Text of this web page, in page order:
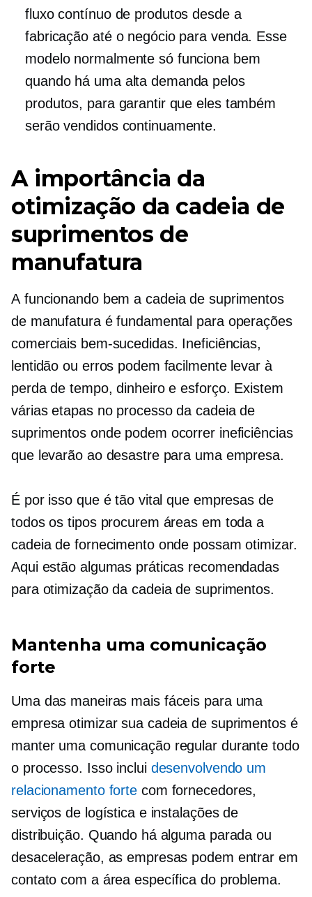
fluxo contínuo de produtos desde a
fabricação até o negócio para venda. Esse
modelo normalmente só funciona bem
quando há uma alta demanda pelos
produtos, para garantir que eles também
serão vendidos continuamente.
A importância da
otimização da cadeia de
suprimentos de
manufatura
A funcionando bem a cadeia de suprimentos
de manufatura é fundamental para operações
comerciais bem-sucedidas. Ineficiências,
lentidão ou erros podem facilmente levar à
perda de tempo, dinheiro e esforço. Existem
várias etapas no processo da cadeia de
suprimentos onde podem ocorrer ineficiências
que levarão ao desastre para uma empresa.
É por isso que é tão vital que empresas de
todos os tipos procurem áreas em toda a
cadeia de fornecimento onde possam otimizar.
Aqui estão algumas práticas recomendadas
para otimização da cadeia de suprimentos.
Mantenha uma comunicação
forte
Uma das maneiras mais fáceis para uma
empresa otimizar sua cadeia de suprimentos é
manter uma comunicação regular durante todo
o processo. Isso inclui desenvolvendo um
relacionamento forte com fornecedores,
serviços de logística e instalações de
distribuição. Quando há alguma parada ou
desaceleração, as empresas podem entrar em
contato com a área específica do problema.